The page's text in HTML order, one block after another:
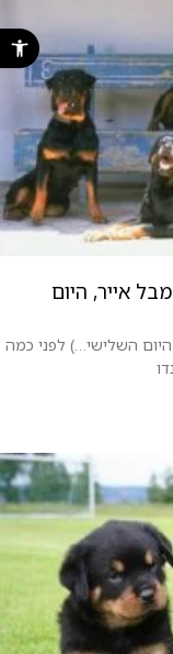
פתח סרגל
אייר, היום
השלישי…) לפני כמה